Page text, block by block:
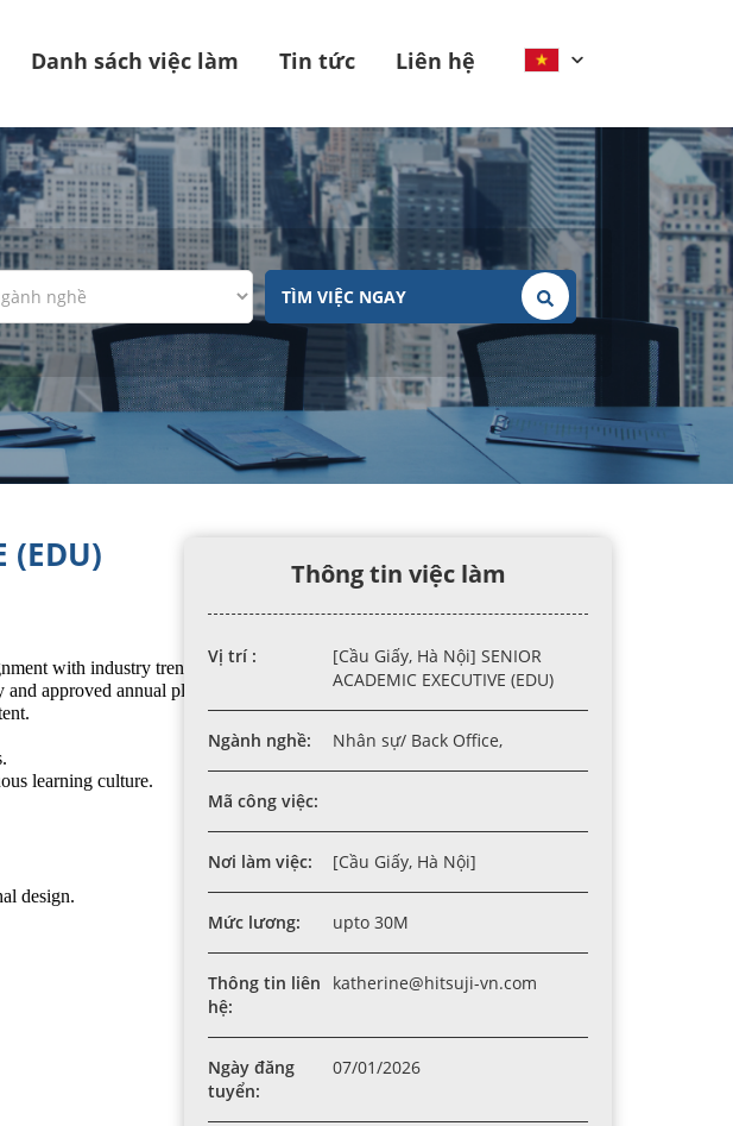
Danh sách việc làm Tin tức Liên hệ
(EDU)
with industry trends.
approved annual plans.
learning culture.
design.
Thông tin việc làm
Vị trí :
[Cầu Giấy, Hà Nội] SENIOR
ACADEMIC EXECUTIVE (EDU)
Ngành nghề: Nhân sự/ Back Office,
Mã công việc:
Nơi làm việc: [Cầu Giấy, Hà Nội]
Mức lương: upto 30M
Thông tin liên
hệ:
katherine@hitsuji-vn.com
Ngày đăng
tuyển:
07/01/2026